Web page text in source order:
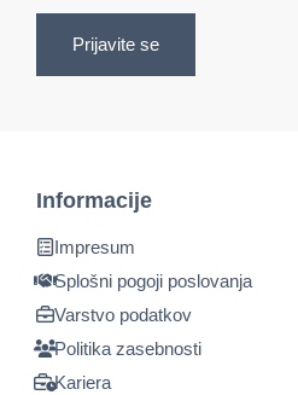
Prijavite se
Informacije
Impresum
Splošni pogoji poslovanja
Varstvo podatkov
Politika zasebnosti
Kariera